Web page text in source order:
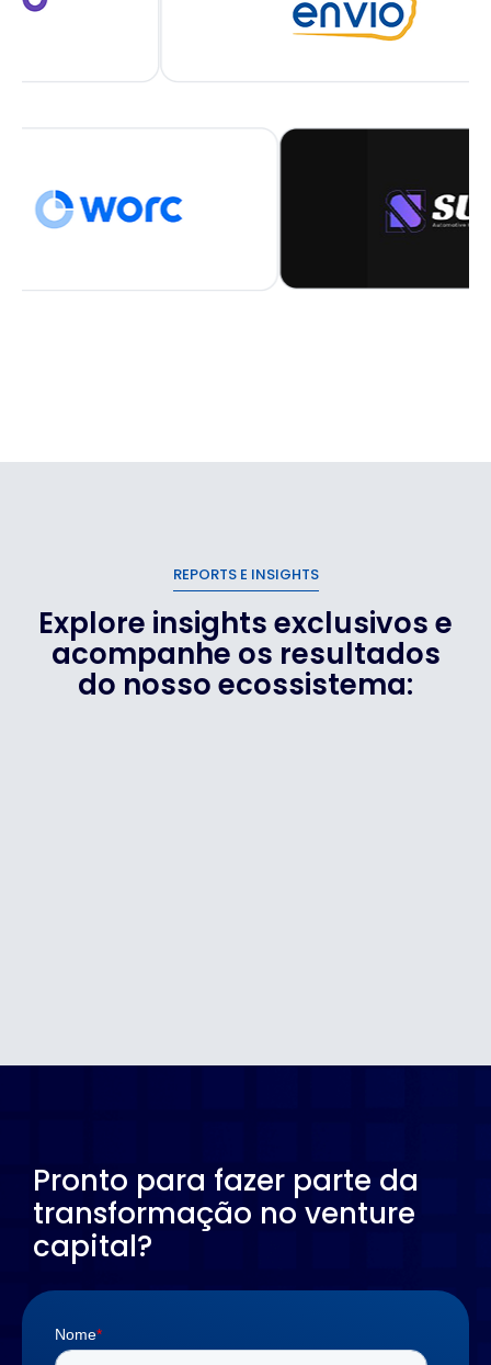
REPORTS E INSIGHTS
Explore insights exclusivos e
acompanhe os resultados
do nosso ecossistema:
Pronto para fazer parte da
transformação no venture
capital?